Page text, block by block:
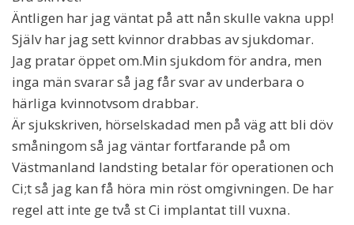
Äntligen har jag väntat på att nån skulle vakna upp!
Själv har jag sett kvinnor drabbas av sjukdomar.
Jag pratar öppet om.Min sjukdom för andra, men
inga män svarar så jag får svar av underbara o
härliga kvinnotvsom drabbar.
Är sjukskriven, hörselskadad men på väg att bli döv
småningom så jag väntar fortfarande på om
Västmanland landsting betalar för operationen och
Ci;t så jag kan få höra min röst omgivningen. De har
regel att inte ge två st Ci implantat till vuxna.